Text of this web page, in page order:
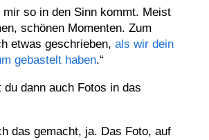
mir so in den Sinn kommt. Meist
schönen Momenten. Zum
etwas geschrieben, als wir dein
gebastelt haben.“
du dann auch Fotos in das
das gemacht, ja. Das Foto, auf